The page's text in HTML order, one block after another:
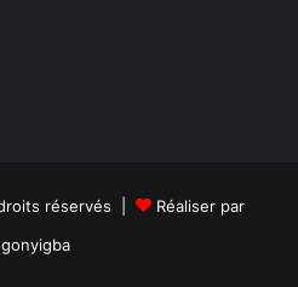
réservés |
Réaliser par